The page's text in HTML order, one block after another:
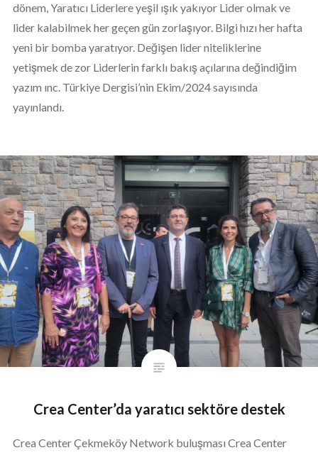
dönem, Yaratıcı Liderlere yeşil ışık yakıyor Lider olmak ve
lider kalabilmek her geçen gün zorlaşıyor. Bilgi hızı her hafta
yeni bir bomba yaratıyor. Değişen lider niteliklerine
yetişmek de zor Liderlerin farklı bakış açılarına değindiğim
yazım ınc. Türkiye Dergisi’nin Ekim/2024 sayısında
yayınlandı.
Crea Center’da yaratıcı sektöre destek
Crea Center Çekmeköy Network buluşması Crea Center